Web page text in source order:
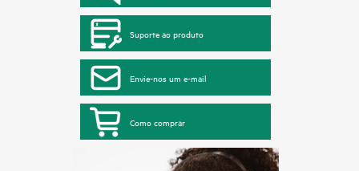
Suporte ao produto
Envie-nos um e-mail
Como comprar